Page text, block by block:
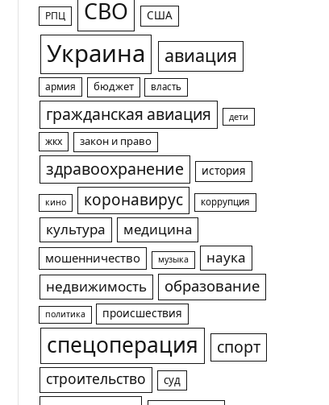
РПЦ СВО США
Украина авиация
армия бюджет власть
гражданская авиация дети
жкх закон и право
здравоохранение история
кино коронавирус коррупция
культура медицина
мошенничество музыка
наука
недвижимость
образование
политика происшествия
спецоперация спорт
строительство суд